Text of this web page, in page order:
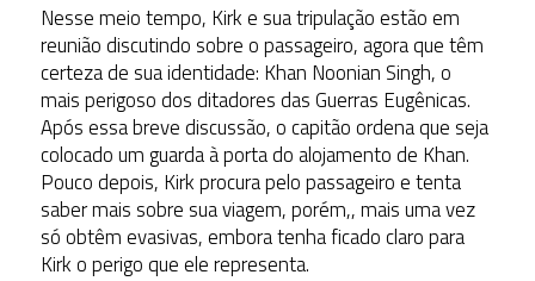
Nesse meio tempo, Kirk e sua tripulação estão em
reunião discutindo sobre o passageiro, agora que têm
certeza de sua identidade: Khan Noonian Singh, o
mais perigoso dos ditadores das Guerras Eugênicas.
Após essa breve discussão, o capitão ordena que seja
colocado um guarda à porta do alojamento de Khan.
Pouco depois, Kirk procura pelo passageiro e tenta
saber mais sobre sua viagem, porém,, mais uma vez
só obtêm evasivas, embora tenha ficado claro para
Kirk o perigo que ele representa.